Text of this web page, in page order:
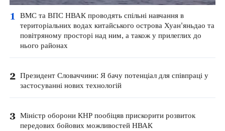
1
ВМС та ВПС НВАК проводять спільні навчання в
територіальних водах китайського острова Хуан'яньдао та
повітряному просторі над ним, а також у прилеглих до
нього районах
2 Президент Словаччини: Я бачу потенціал для співпраці у
застосуванні нових технологій
3 Міністр оборони КНР пообіцяв прискорити розвиток
передових бойових можливостей НВАК